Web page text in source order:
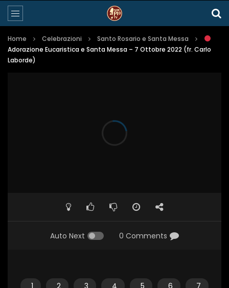
Home Celebrazioni
Santo Rosario e Santa Messa
Adorazione Eucaristica e Santa Messa – 7 Ottobre 2022 (fr. Carlo
Laborde)
Auto Next 0 Comments